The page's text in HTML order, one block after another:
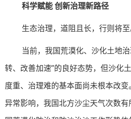
科学赋能创新治理新路径
生态治理，道阻且长，行则将至
当前，我国荒漠化、沙化土地
转、改善加速”的良好态势，但沙化
度重、治理难的基本面尚未根本改
异常影响，我国北方沙尘天气次数